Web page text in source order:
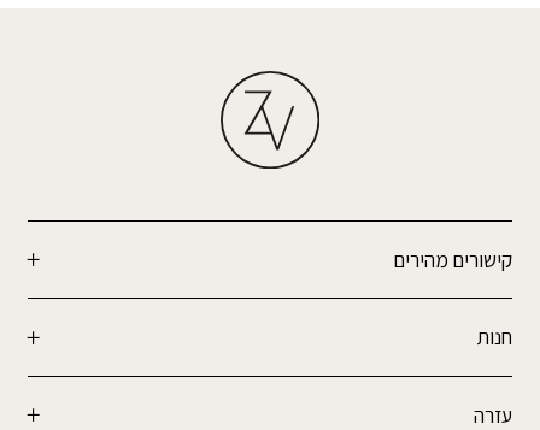
קישורים מהירים
חנות
עזרה